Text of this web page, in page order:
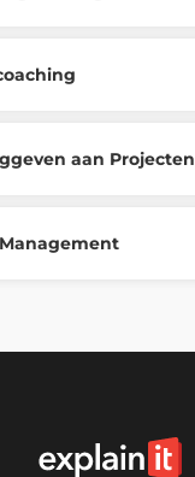
aan Projecten